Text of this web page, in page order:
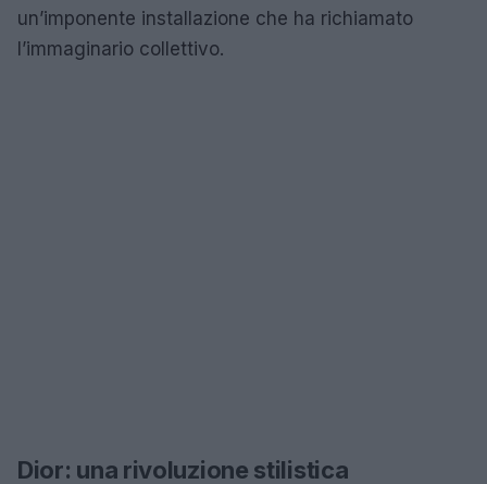
un’imponente installazione che ha richiamato
l’immaginario collettivo.
Dior: una rivoluzione stilistica